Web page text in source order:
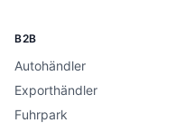
B2B
Autohändler
Exporthändler
Fuhrpark